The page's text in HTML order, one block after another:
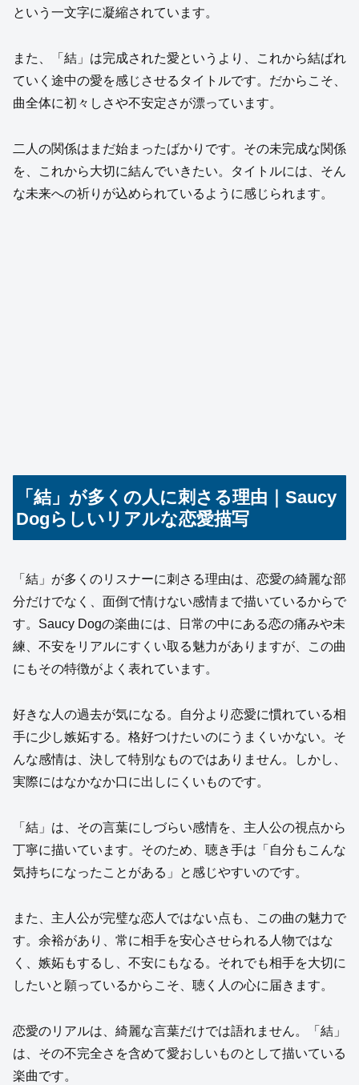
という一文字に凝縮されています。
また、「結」は完成された愛というより、これから結ばれ
ていく途中の愛を感じさせるタイトルです。だからこそ、
曲全体に初々しさや不安定さが漂っています。
二人の関係はまだ始まったばかりです。その未完成な関係
を、これから大切に結んでいきたい。タイトルには、そん
な未来への祈りが込められているように感じられます。
「結」が多くの人に刺さる理由｜Saucy
Dogらしいリアルな恋愛描写
「結」が多くのリスナーに刺さる理由は、恋愛の綺麗な部
分だけでなく、面倒で情けない感情まで描いているからで
す。Saucy Dogの楽曲には、日常の中にある恋の痛みや未
練、不安をリアルにすくい取る魅力がありますが、この曲
にもその特徴がよく表れています。
好きな人の過去が気になる。自分より恋愛に慣れている相
手に少し嫉妬する。格好つけたいのにうまくいかない。そ
んな感情は、決して特別なものではありません。しかし、
実際にはなかなか口に出しにくいものです。
「結」は、その言葉にしづらい感情を、主人公の視点から
丁寧に描いています。そのため、聴き手は「自分もこんな
気持ちになったことがある」と感じやすいのです。
また、主人公が完璧な恋人ではない点も、この曲の魅力で
す。余裕があり、常に相手を安心させられる人物ではな
く、嫉妬もするし、不安にもなる。それでも相手を大切に
したいと願っているからこそ、聴く人の心に届きます。
恋愛のリアルは、綺麗な言葉だけでは語れません。「結」
は、その不完全さを含めて愛おしいものとして描いている
楽曲です。